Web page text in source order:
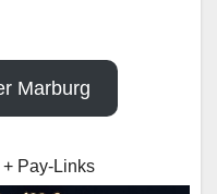
Marburg
Pay-Links